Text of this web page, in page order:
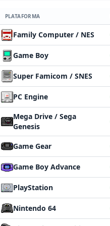
PLATAFORMA
Family Computer / NES
Game Boy
Super Famicom / SNES
PC Engine
Mega Drive / Sega
Genesis
Game Gear
Game Boy Advance
PlayStation
Nintendo 64